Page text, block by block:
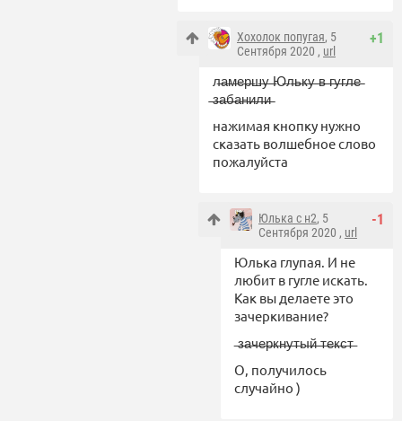
+1
Хохолок попугая, 5
Сентября 2020 , url
л̶а̶м̶е̶р̶ш̶у̶ ̶Ю̶л̶ь̶к̶у̶ ̶в̶̶̶ ̶̶̶г̶̶̶у̶̶̶г̶̶̶л̶̶̶е̶̶̶
̶̶̶з̶̶̶а̶̶̶б̶̶̶а̶̶̶н̶̶̶и̶̶̶л̶̶̶и̶̶̶
нажимая кнопку нужно
сказать волшебное слово
пожалуйста
-1
Юлька с н2, 5
Сентября 2020 , url
Юлька глупая. И не
любит в гугле искать.
Как вы делаете это
зачеркивание?
̶з̶а̶ч̶е̶р̶к̶н̶у̶т̶ы̶й̶ ̶т̶е̶к̶с̶т̶
О, получилось
случайно )